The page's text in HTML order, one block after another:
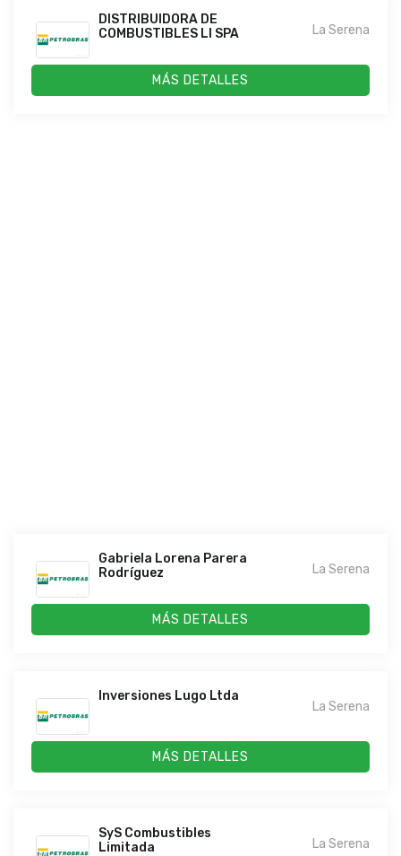
DISTRIBUIDORA DE
COMBUSTIBLES LI SPA
La Serena
MÁS DETALLES
Gabriela Lorena Parera
Rodríguez
La Serena
MÁS DETALLES
Inversiones Lugo Ltda
La Serena
MÁS DETALLES
SyS Combustibles
Limitada
La Serena